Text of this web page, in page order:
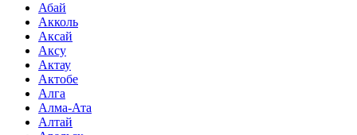
Абай
Акколь
Аксай
Аксу
Актау
Актобе
Алга
Алма-Ата
Алтай